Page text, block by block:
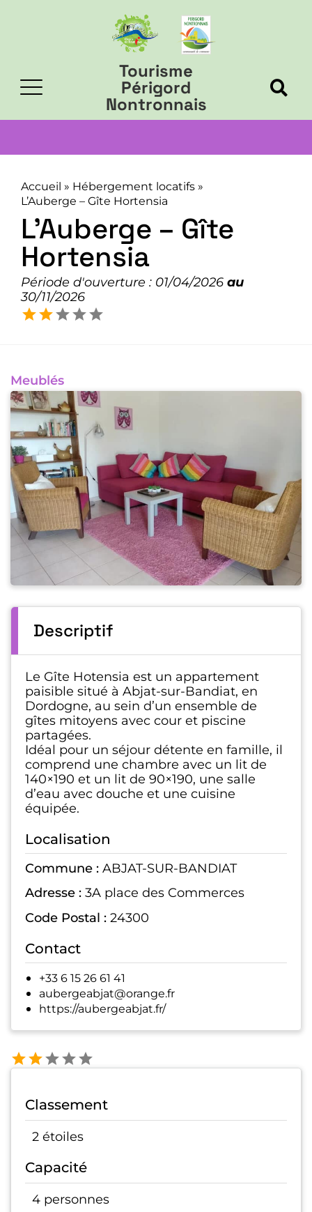
Tourisme
Périgord
Nontronnais
Accueil » Hébergement locatifs »
L’Auberge – Gîte Hortensia
L’Auberge – Gîte
Hortensia
Période d'ouverture : 01/04/2026 au
30/11/2026
Meublés
Descriptif
Le Gîte Hotensia est un appartement
paisible situé à Abjat-sur-Bandiat, en
Dordogne, au sein d’un ensemble de
gîtes mitoyens avec cour et piscine
partagées.
Idéal pour un séjour détente en famille, il
comprend une chambre avec un lit de
140×190 et un lit de 90×190, une salle
d’eau avec douche et une cuisine
équipée.
Localisation
Commune : ABJAT-SUR-BANDIAT
Adresse : 3A place des Commerces
Code Postal : 24300
Contact
+33 6 15 26 61 41
aubergeabjat@orange.fr
https://aubergeabjat.fr/
Classement
2 étoiles
Capacité
4 personnes